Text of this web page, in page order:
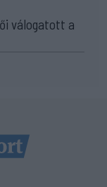
válogatott a